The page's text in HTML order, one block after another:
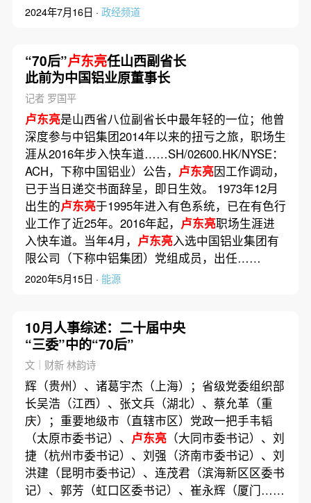
2024年7月16日 · 政经频道
“70后”卢东亮任山西副省长
此前为中国铝业原董事长
记者 罗国平
卢东亮是山西省八位副省长中最年轻的一位；他曾
深度参与中铝集团2014年以来的扭亏之旅，职场生
涯从2016年步入快车道……SH/02600.HK/NYSE：
ACH，下称中国铝业）公告， 卢东亮因工作调动，
已于当日递交书面辞呈，即日生效。 1973年12月
出生的卢东亮于1995年进入有色系统，已在有色行
业工作了近25年。2016年起， 卢东亮职场生涯进
入快车道。当年4月， 卢东亮入选中国铝业集团有
限公司（下称中铝集团）党组成员，出任……
2020年5月15日 · 能源
10月人事综述：二十届中央
“三委”中的“70后”
文｜财新 林韵诗
辉（贵州）、诸葛宇杰（上海）；省级党委组织部
长吴浩（江西）、张文兵（湖北）、蔡允革（重
庆）；重要地级市（直辖市区）党政一把手韦韬
（太原市委书记）、 卢东亮（大同市委书记）、刘
捷（杭州市委书记）、刘强（济南市委书记）、刘
洪建（昆明市委书记）、连茂君（滨海新区区委书
记）、郭芳（虹口区委书记）、崔永辉（厦门……